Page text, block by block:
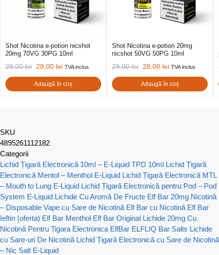
Shot Nicotina e-potion nicshot
20mg 70VG 30PG 10ml
29,00lei 28,00 lei TVA inclus
Adaugă în coș
Shot Nicotina e-potion 20mg
nicshot 50VG 50PG 10ml
29,00lei 28,00 lei TVA inclus
Adaugă în coș
SKU
4895261112182
Categorii
Lichid Țigară Electronică 10ml – E-Liquid TPD 10ml Lichid Țigară
Electronică Mentol – Menthol E-Liquid Lichid Țigară Electronică MTL
– Mouth to Lung E-Liquid Lichid Țigară Electronică pentru Pod – Pod
System E-Liquid Lichide Cu Aromă De Fructe Elf Bar 20mg Nicotină
– Disposable Vape cu Sare de Nicotină Elf Bar cu Nicotină Elf Bar
Ieftin (oferta) Elf Bar Menthol Elf Bar Original Lichide 20mg Cu
Nicotină Pentru Tigara Electronica ElfBar ELFLIQ Bar Salts Lichide
cu Sare-uri De Nicotină Lichid Țigară Electronică cu Sare de Nicotină
– Nic Salt E-Liquid